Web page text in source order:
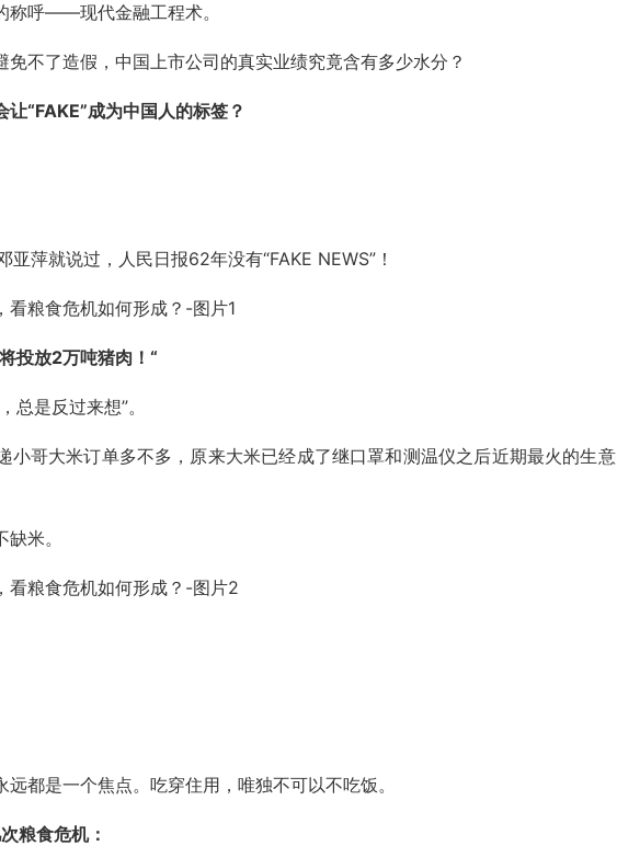
称呼——现代金融工程术。
不了造假，中国上市公司的真实业绩究竟含有多少水分？
让“FAKE”成为中国人的标签？
亚萍就说过，人民日报62年没有“FAKE NEWS”！
将投放2万吨猪肉！“
总是反过来想”。
小哥大米订单多不多，原来大米已经成了继口罩和测温仪之后近期最火的生
米。
都是一个焦点。吃穿住用，唯独不可以不吃饭。
粮食危机：